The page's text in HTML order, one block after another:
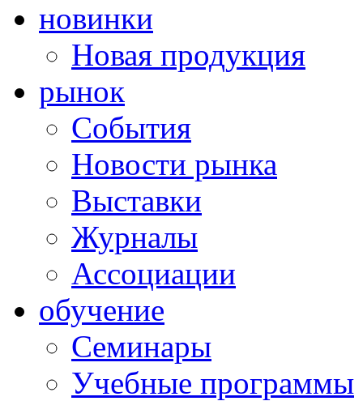
новинки
Новая продукция
рынок
Cобытия
Новости рынка
Выставки
Журналы
Ассоциации
обучение
Семинары
Учебные программы